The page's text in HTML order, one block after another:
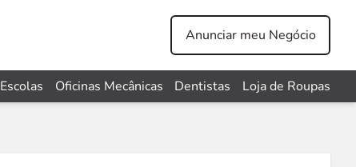
Anunciar meu Negócio
Escolas Oficinas Mecânicas Dentistas Loja de Roupas